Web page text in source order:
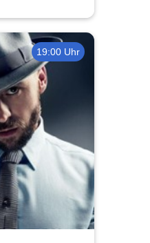
19:00 Uhr